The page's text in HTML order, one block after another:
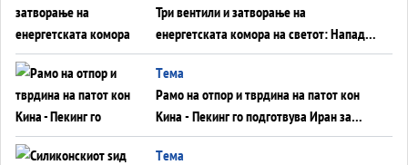
Три вентили и затворање на
енергетската комора на светот: Нападот
во Суец најавува глобален енергетски
инфаркт?
Tема
Рамо на отпор и тврдина на патот кон
Кина - Пекинг го подготвува Иран за
американска копнена инвазија
Tема